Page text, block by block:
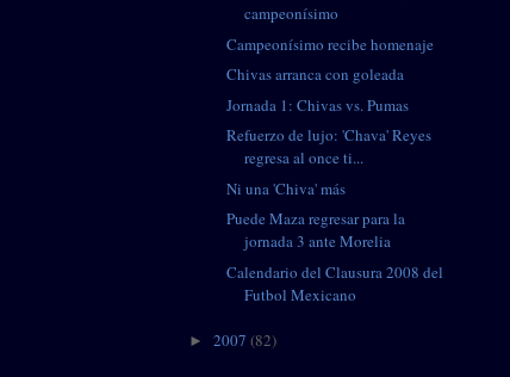
campeonísimo
Campeonísimo recibe homenaje
Chivas arranca con goleada
Jornada 1: Chivas vs. Pumas
Refuerzo de lujo: 'Chava' Reyes
regresa al once ti...
Ni una 'Chiva' más
Puede Maza regresar para la
jornada 3 ante Morelia
Calendario del Clausura 2008 del
Futbol Mexicano
► 2007 (82)